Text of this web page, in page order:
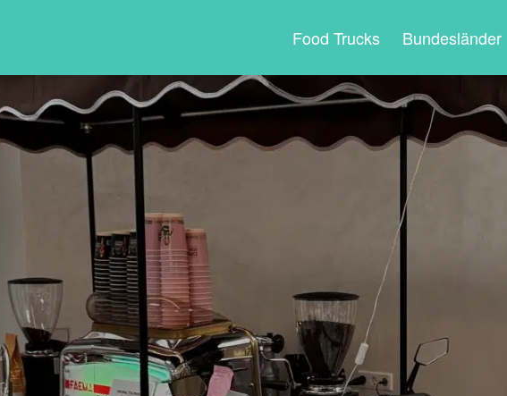
Food Trucks Bundesländer